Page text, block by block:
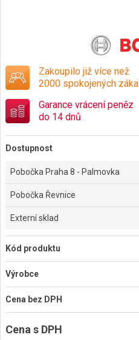
Zakoupilo již více než
2000 spokojených
Garance vrácení peněz
do 14 dnů
Dostupnost
Pobočka Praha 8 - Palmovka
Pobočka Řevnice
Externí sklad
Kód produktu
Výrobce
Cena bez DPH
Cena s DPH